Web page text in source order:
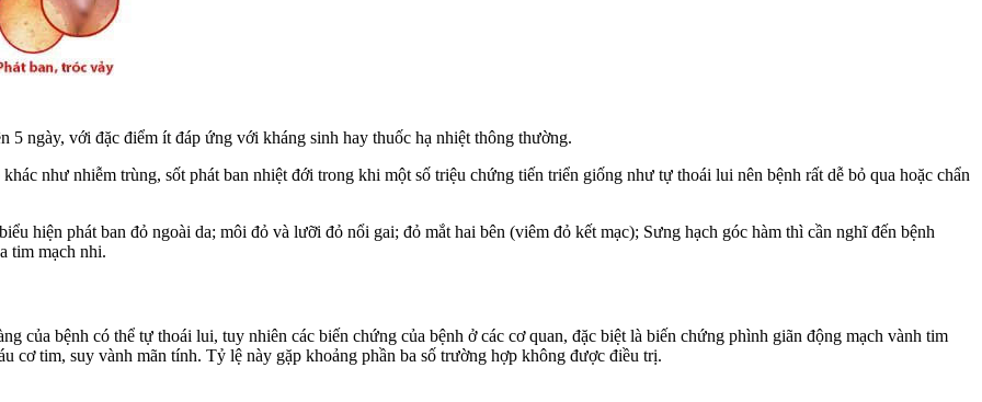
5 ngày, với đặc điểm ít đáp ứng với kháng sinh hay thuốc hạ nhiệt thông thường.
như nhiễm trùng, sốt phát ban nhiệt đới trong khi một số triệu chứng tiến triển giống như tự thoái lui nên bệnh rất dễ bỏ qua hoặc chẩn
hiện phát ban đỏ ngoài da; môi đỏ và lưỡi đỏ nổi gai; đỏ mắt hai bên (viêm đỏ kết mạc); Sưng hạch góc hàm thì cần nghĩ đến bệnh
tim mạch nhi.
của bệnh có thể tự thoái lui, tuy nhiên các biến chứng của bệnh ở các cơ quan, đặc biệt là biến chứng phình giãn động mạch vành tim
cơ tim, suy vành mãn tính. Tỷ lệ này gặp khoảng phần ba số trường hợp không được điều trị.